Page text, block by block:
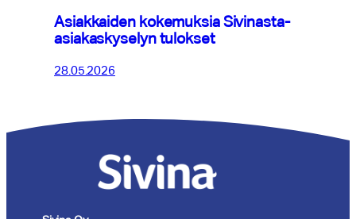
Asiakkaiden kokemuksia Sivinasta-
asiakaskyselyn tulokset
28.05.2026